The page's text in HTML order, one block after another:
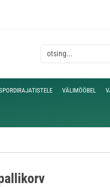
VÄLIMÖÖBEL